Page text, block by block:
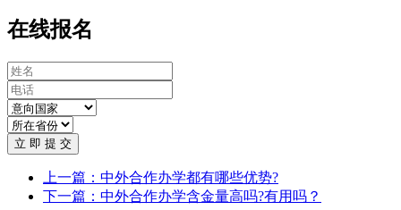
在线报名
立 即 提 交
上一篇：中外合作办学都有哪些优势?
下一篇：中外合作办学含金量高吗?有用吗？